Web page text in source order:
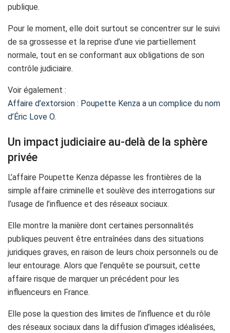
publique.
Pour le moment, elle doit surtout se concentrer sur le suivi
de sa grossesse et la reprise d’une vie partiellement
normale, tout en se conformant aux obligations de son
contrôle judiciaire.
Voir également :
Affaire d’extorsion : Poupette Kenza a un complice du nom
d’Éric Love O.
Un impact judiciaire au-delà de la sphère
privée
L’affaire Poupette Kenza dépasse les frontières de la
simple affaire criminelle et soulève des interrogations sur
l’usage de l’influence et des réseaux sociaux.
Elle montre la manière dont certaines personnalités
publiques peuvent être entraînées dans des situations
juridiques graves, en raison de leurs choix personnels ou de
leur entourage. Alors que l’enquête se poursuit, cette
affaire risque de marquer un précédent pour les
influenceurs en France.
Elle pose la question des limites de l’influence et du rôle
des réseaux sociaux dans la diffusion d’images idéalisées,